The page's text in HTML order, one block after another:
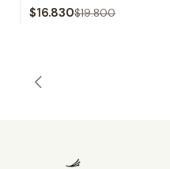
$16.830$19.800